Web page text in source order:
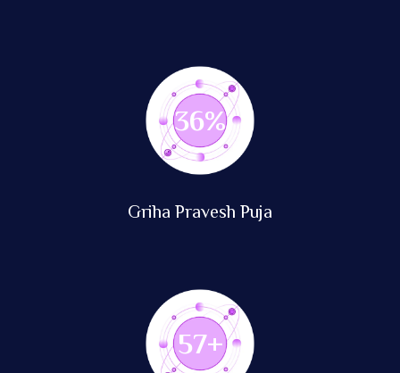
89%
Griha Pravesh Puja
138+